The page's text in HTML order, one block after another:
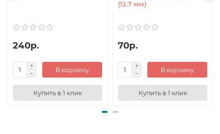
240р.
В корзину
Купить в 1 клик
(12.7 мм)
70р.
В корзину
Купить в 1 клик